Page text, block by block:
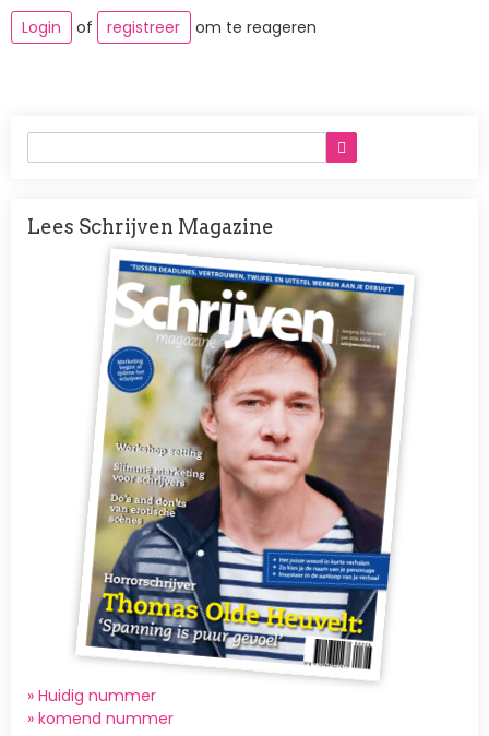
Login
of registreer om te reageren
Lees Schrijven Magazine
Afbeelding
» Huidig nummer
» komend nummer